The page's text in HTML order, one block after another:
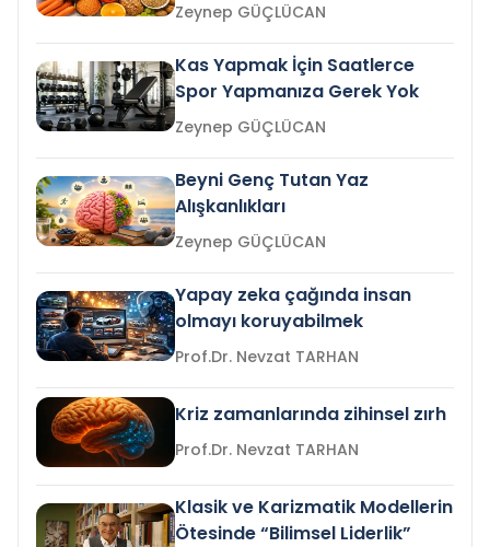
Zeynep GÜÇLÜCAN
Kas Yapmak İçin Saatlerce
Spor Yapmanıza Gerek Yok
Zeynep GÜÇLÜCAN
Beyni Genç Tutan Yaz
Alışkanlıkları
Zeynep GÜÇLÜCAN
Yapay zeka çağında insan
olmayı koruyabilmek
Prof.Dr. Nevzat TARHAN
Kriz zamanlarında zihinsel zırh
Prof.Dr. Nevzat TARHAN
Klasik ve Karizmatik Modellerin
Ötesinde “Bilimsel Liderlik”